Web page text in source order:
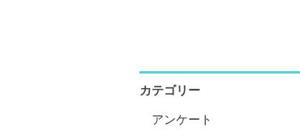
カテゴリー
アンケート